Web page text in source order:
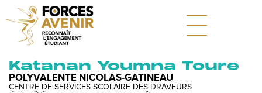
Katanan Youmna Toure
POLYVALENTE NICOLAS-GATINEAU
CENTRE DE SERVICES SCOLAIRE DES DRAVEURS